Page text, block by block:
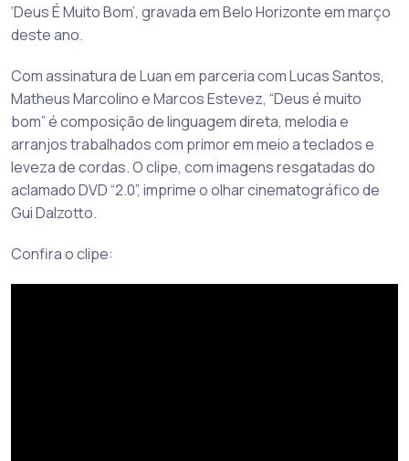
‘Deus É Muito Bom’, gravada em Belo Horizonte em março
deste ano.
Com assinatura de Luan em parceria com Lucas Santos,
Matheus Marcolino e Marcos Estevez, “Deus é muito
bom” é composição de linguagem direta, melodia e
arranjos trabalhados com primor em meio a teclados e
leveza de cordas. O clipe, com imagens resgatadas do
aclamado DVD “2.0”, imprime o olhar cinematográfico de
Gui Dalzotto.
Confira o clipe: